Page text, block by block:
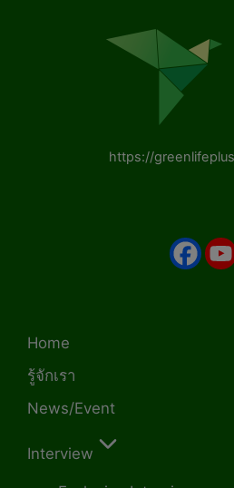
https://
Home
รู้จักเรา
News/Event
Interview